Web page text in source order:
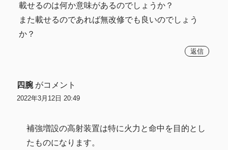
載せるのは何か意味があるのでしょうか？
また載せるのであれば無改修でも良いのでしょう
か？
返信
四腕 がコメント
2022年3月12日 20:49
補強増設の高射装置は特に火力と命中を目的とし
たものになります。